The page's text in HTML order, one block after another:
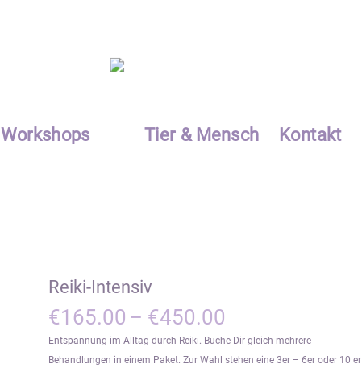
Workshops Tier & Mensch Kontakt
Reiki-Intensiv
€165.00 – €450.00
€165.00
bis
Entspannung im Alltag durch Reiki. Buche Dir gleich mehrere
Behandlungen in einem Paket. Zur Wahl stehen eine 3er – 6er oder 10 er